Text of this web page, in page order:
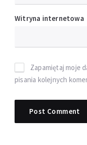
Witryna internetowa
Zapamiętaj moje
pisania kolejnych